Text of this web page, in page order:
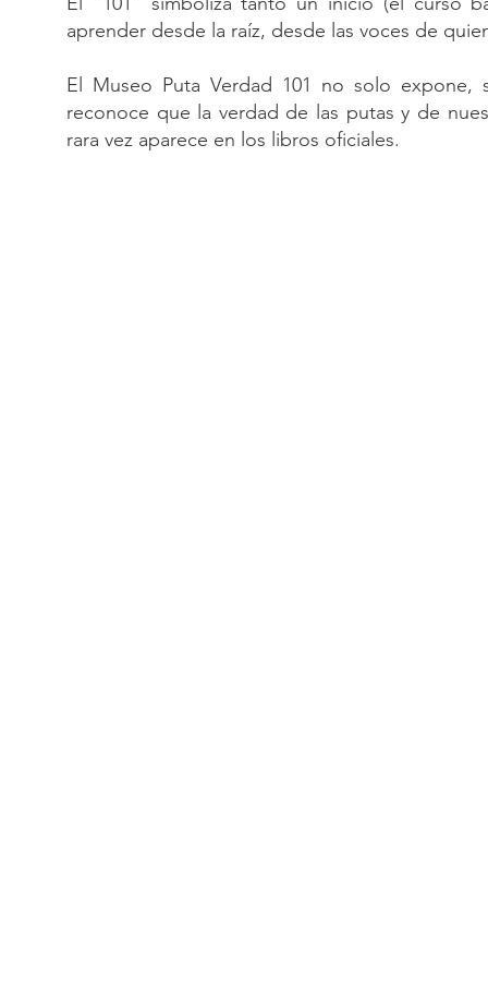
aprender desde la raíz, desde las voces de
El Museo Puta Verdad 101 no solo expone,
reconoce que la verdad de las putas y de
rara vez aparece en los libros oficiales.